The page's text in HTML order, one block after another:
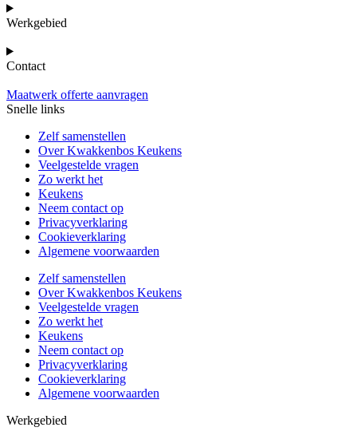
Werkgebied
Contact
Maatwerk offerte aanvragen
Snelle links
Zelf samenstellen
Over Kwakkenbos Keukens
Veelgestelde vragen
Zo werkt het
Keukens
Neem contact op
Privacyverklaring
Cookieverklaring
Algemene voorwaarden
Zelf samenstellen
Over Kwakkenbos Keukens
Veelgestelde vragen
Zo werkt het
Keukens
Neem contact op
Privacyverklaring
Cookieverklaring
Algemene voorwaarden
Werkgebied